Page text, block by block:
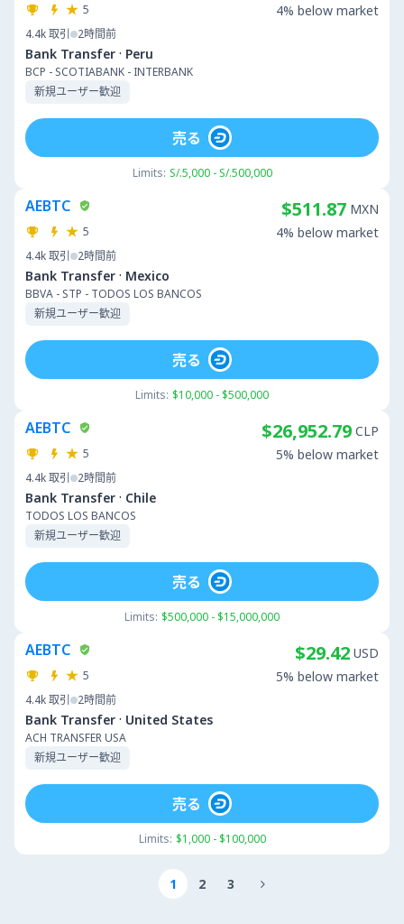
5
4.4k取引 2時間前
Bank Transfer · Peru
BCP - SCOTIABANK - INTERBANK
新規ユーザー歓迎
4% below market
Limits: S/.5,000 - S/.500,000
売る
AEBTC
5
4.4k取引 2時間前
Bank Transfer · Mexico
BBVA - STP - TODOS LOS BANCOS
新規ユーザー歓迎
$511.87 MXN
4% below market
Limits: $10,000 - $500,000
売る
AEBTC
5
4.4k取引 2時間前
Bank Transfer · Chile
TODOS LOS BANCOS
新規ユーザー歓迎
$26,952.79 CLP
5% below market
Limits: $500,000 - $15,000,000
売る
AEBTC
5
4.4k取引 2時間前
Bank Transfer · United States
ACH TRANSFER USA
新規ユーザー歓迎
$29.42 USD
5% below market
Limits: $1,000 - $100,000
売る
1 2 3 